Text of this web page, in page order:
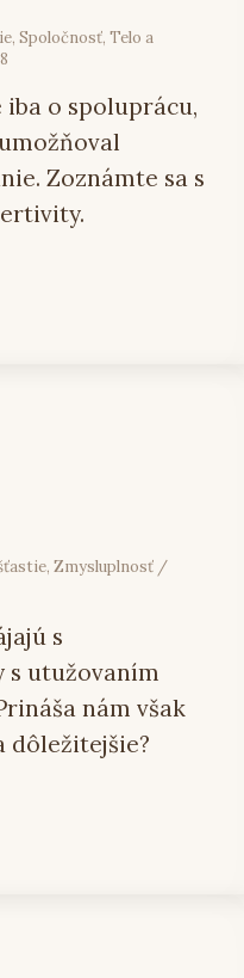
, Spoločnosť, Telo a
iba o spoluprácu,
Zoznámte sa s
, Zmysluplnosť/
s
s utužovaním
nám však
dôležitejšie?